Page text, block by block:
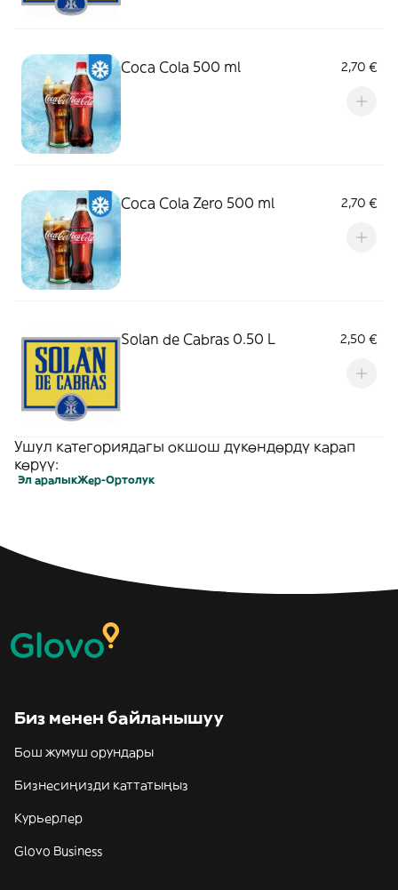
Coca Cola 500 ml 2,70 €
Coca Cola Zero 500 ml 2,70 €
Solan de Cabras 0.50 L 2,50 €
Ушул категориядагы окшош дүкөндөрдү карап
көрүү:
Эл аралыкЖер-Ортолук
Биз менен байланышуу
Бош жумуш орундары
Бизнесиңизди каттатыңыз
Курьерлер
Glovo Business